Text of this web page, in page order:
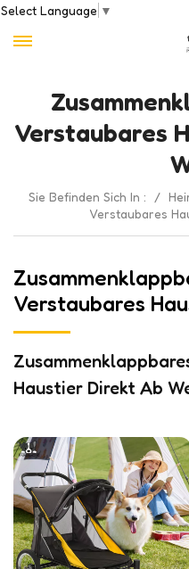
Select Language ▼
Verstaubares
Sie Befinden Sich In : /
Verstaubares
Verstaubares
Haustier Direkt Ab